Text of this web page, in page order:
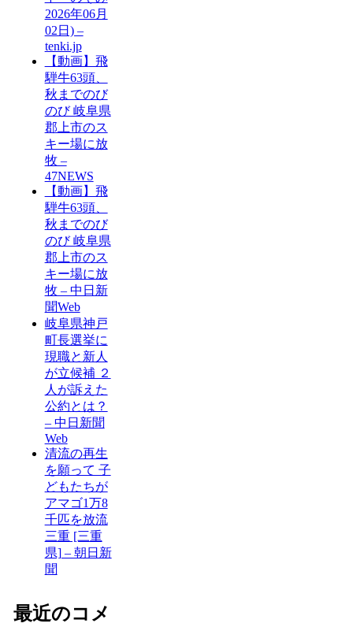
2026年06月
02日) –
tenki.jp
【動画】飛
騨牛63頭、
秋までのび
のび 岐阜県
郡上市のス
キー場に放
牧 –
47NEWS
【動画】飛
騨牛63頭、
秋までのび
のび 岐阜県
郡上市のス
キー場に放
牧 – 中日新
聞Web
岐阜県神戸
町長選挙に
現職と新人
が立候補 ２
人が訴えた
公約とは？
– 中日新聞
Web
清流の再生
を願って 子
どもたちが
アマゴ1万8
千匹を放流
三重 [三重
県] – 朝日新
聞
最近のコメ